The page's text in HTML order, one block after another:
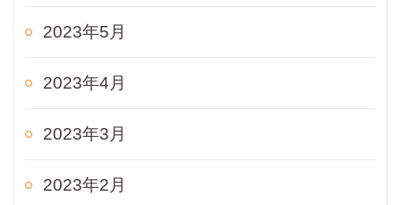
2023年5月
2023年4月
2023年3月
2023年2月